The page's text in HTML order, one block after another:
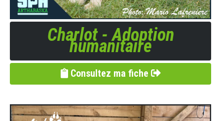
Charlot - Adoption
humanitaire
Consultez ma fiche